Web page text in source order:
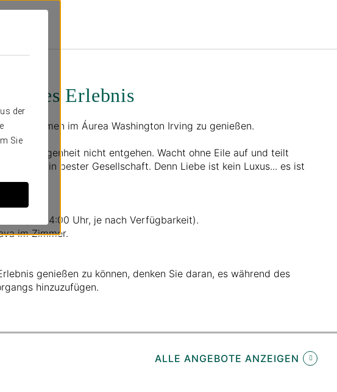
der
Sie
Erlebnis
zusammen im Áurea Washington Irving zu genießen.
diese Gelegenheit nicht entgehen. Wacht ohne Eile auf und teilt
Momente in bester Gesellschaft. Denn Liebe ist kein Luxus... es ist
out (bis 14:00 Uhr, je nach Verfügbarkeit).
im Zimmer.
genießen zu können, denken Sie daran, es während des
hinzuzufügen.
ALLE ANGEBOTE ANZEIGEN